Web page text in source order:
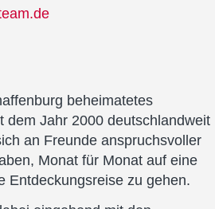
beheimatetes
dem Jahr 2000 deutschlandweit
an Freunde anspruchsvoller
Monat für Monat auf eine
Entdeckungsreise zu gehen.